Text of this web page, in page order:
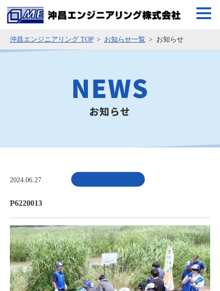
沖昌エンジニアリング TOP お知らせ一覧 お知らせ
2024.06.27
P6220013